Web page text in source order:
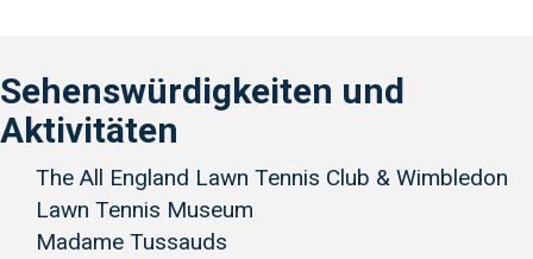
Sehenswürdigkeiten und
Aktivitäten
The All England Lawn Tennis Club & Wimbledon
Lawn Tennis Museum
Madame Tussauds